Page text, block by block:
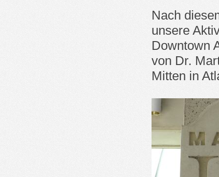
Nach
unsere
Downtown
von Dr.
Mitten in